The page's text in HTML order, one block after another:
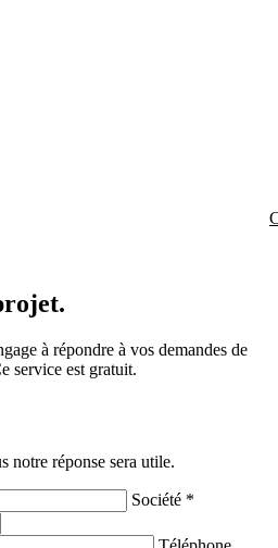
à répondre à vos demandes de
service est gratuit.
notre réponse sera utile.
Société *